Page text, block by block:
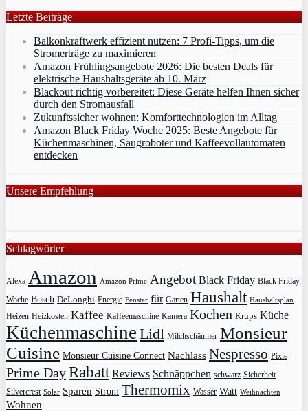
Letzte Beiträge
Balkonkraftwerk effizient nutzen: 7 Profi-Tipps, um die
Stromerträge zu maximieren
Amazon Frühlingsangebote 2026: Die besten Deals für
elektrische Haushaltsgeräte ab 10. März
Blackout richtig vorbereitet: Diese Geräte helfen Ihnen sicher
durch den Stromausfall
Zukunftssicher wohnen: Komforttechnologien im Alltag
Amazon Black Friday Woche 2025: Beste Angebote für
Küchenmaschinen, Saugroboter und Kaffeevollautomaten
entdecken
Unsere Empfehlung
Schlagwörter
Alexa Amazon Amazon Prime Angebot Black Friday Black Friday
Woche Bosch DeLonghi Energie Fenster für Garten Haushalt Haushaltsplan
Heizen Heizkosten Kaffee Kaffeemaschine Kamera Kochen Krups Küche
Küchenmaschine Lidl Milchschäumer Monsieur
Cuisine Monsieur Cuisine Connect Nachlass Nespresso Pixie
Prime DayRabatt Reviews Schnäppchen schwarz Sicherheit
Silvercrest Solar Sparen Strom Thermomix Wasser Watt Weihnachten
Wohnen